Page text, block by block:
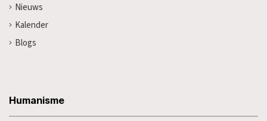
Nieuws
Kalender
Blogs
Humanisme